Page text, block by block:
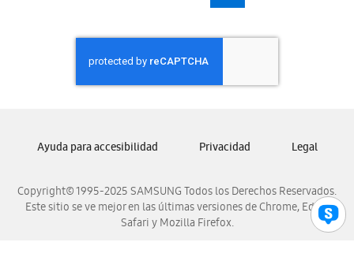
Samsung Panamá
Samsung República Dominicana
Samsung Venezuela
Copyright© 1995-2025 SAMSUNG Todos los Derechos Reservados.
Este sitio se ve mejor en las últimas versiones de Chrome, Edge,
Safari y Mozilla Firefox.
Ayuda para accesibilidad Privacidad Legal